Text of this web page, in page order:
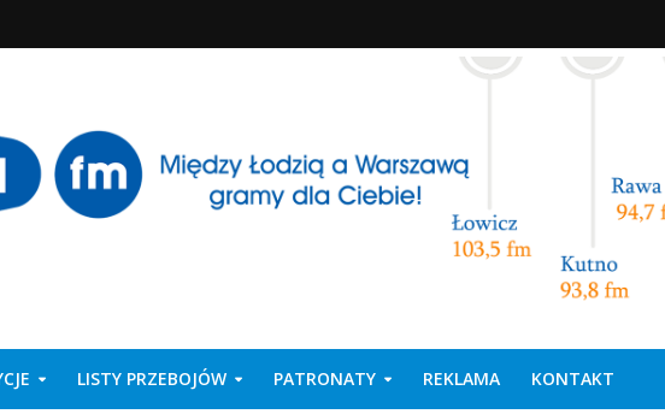
LISTY PRZEBOJÓW PATRONATY REKLAMA KONTAKT